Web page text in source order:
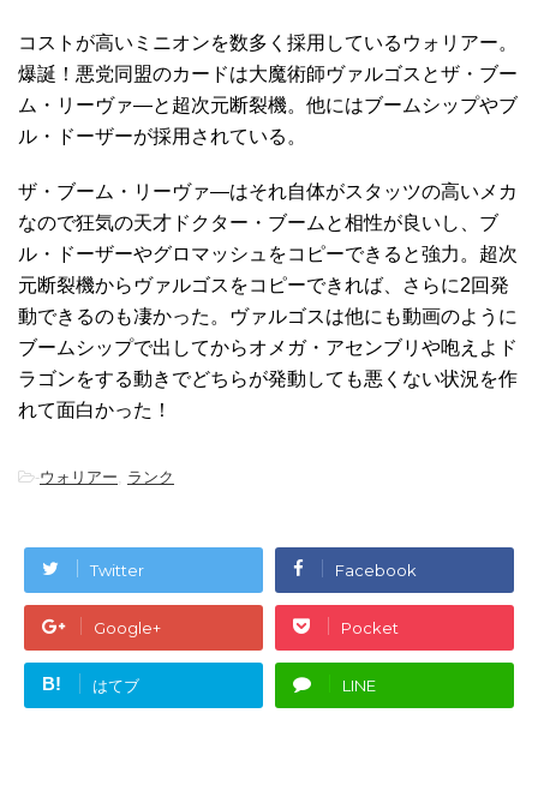
コストが高いミニオンを数多く採用しているウォリアー。
爆誕！悪党同盟のカードは大魔術師ヴァルゴスとザ・ブー
ム・リーヴァ―と超次元断裂機。他にはブームシップやブ
ル・ドーザーが採用されている。
ザ・ブーム・リーヴァ―はそれ自体がスタッツの高いメカ
なので狂気の天才ドクター・ブームと相性が良いし、ブ
ル・ドーザーやグロマッシュをコピーできると強力。超次
元断裂機からヴァルゴスをコピーできれば、さらに2回発
動できるのも凄かった。ヴァルゴスは他にも動画のように
ブームシップで出してからオメガ・アセンブリや咆えよド
ラゴンをする動きでどちらが発動しても悪くない状況を作
れて面白かった！
-ウォリアー, ランク
Twitter Facebook
Google+ Pocket
B! はてブ LINE